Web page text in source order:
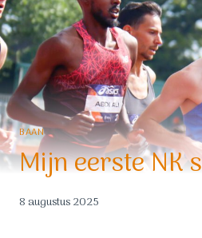
BAAN
Mijn eerste NK
8 augustus 2025